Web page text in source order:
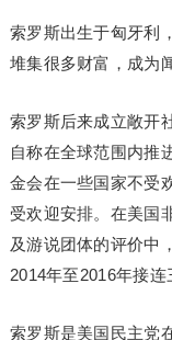
索罗斯出生于匈牙利
堆集很多财富，成为
索罗斯后来成立敞开
自称在全球范围内推
金会在一些国家不受
受欢迎安排。在美国
及游说团体的评价中
2014年至2016年接连
索罗斯是美国民主党